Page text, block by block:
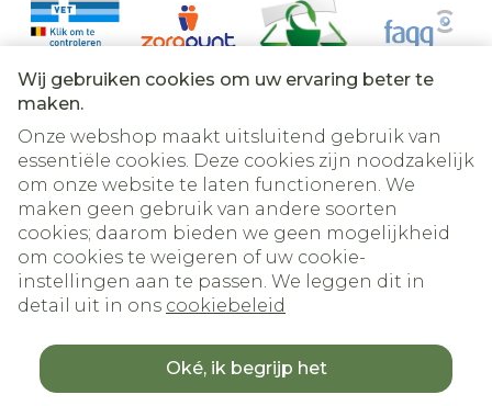
Wij gebruiken cookies om uw ervaring beter te
maken.
Onze webshop maakt uitsluitend gebruik van
essentiële cookies. Deze cookies zijn noodzakelijk
om onze website te laten functioneren. We
maken geen gebruik van andere soorten
cookies; daarom bieden we geen mogelijkheid
om cookies te weigeren of uw cookie-
instellingen aan te passen. We leggen dit in
detail uit in ons cookiebeleid
Oké, ik begrijp het
Juridische links